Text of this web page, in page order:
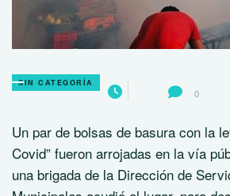
SIN CATEGORÍA
0
Un par de bolsas de basura con la
Covid” fueron arrojadas en la vía
una brigada de la Dirección de